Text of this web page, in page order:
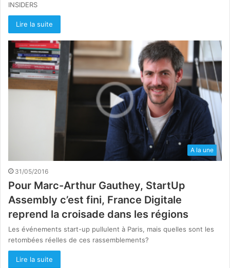
INSIDERS
Lire la suite
A la une
31/05/2016
Pour Marc-Arthur Gauthey, StartUp
Assembly c’est fini, France Digitale
reprend la croisade dans les régions
Les événements start-up pullulent à Paris, mais quelles sont les
retombées réelles de ces rassemblements?
Lire la suite